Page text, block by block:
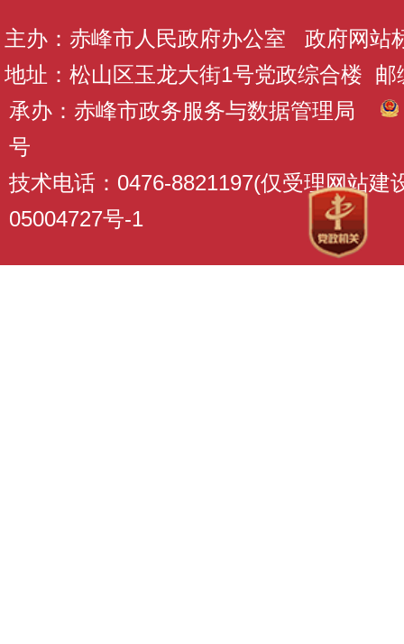
主办：赤峰市人民政府办公室 政府网站
地址：松山区玉龙大街1号党政综合楼 邮
承办：赤峰市政务服务与数据管理局
号
技术电话：0476-8821197(仅受理网站建
05004727号-1